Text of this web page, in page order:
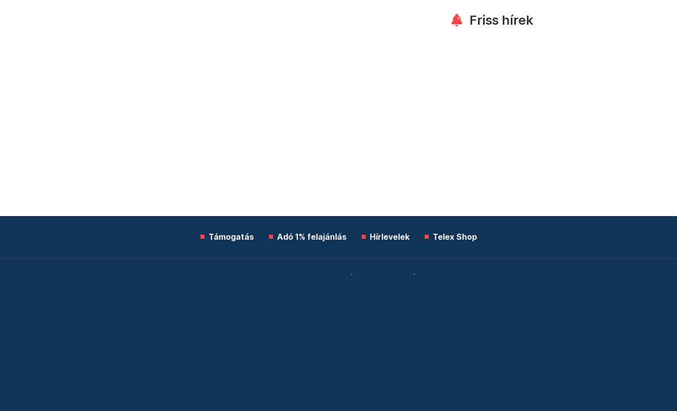
Friss hírek
Támogatás Adó 1% felajánlás Hírlevelek Telex Shop